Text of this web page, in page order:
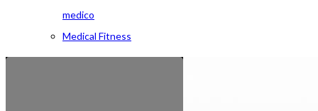
medico
Medical Fitness